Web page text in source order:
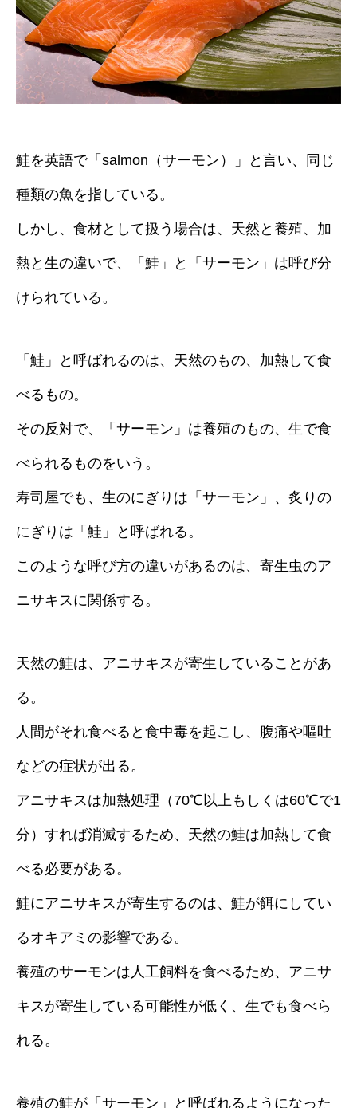
鮭を英語で「salmon（サーモン）」と言い、同じ
種類の魚を指している。
しかし、食材として扱う場合は、天然と養殖、加
熱と生の違いで、「鮭」と「サーモン」は呼び分
けられている。
「鮭」と呼ばれるのは、天然のもの、加熱して食
べるもの。
その反対で、「サーモン」は養殖のもの、生で食
べられるものをいう。
寿司屋でも、生のにぎりは「サーモン」、炙りの
にぎりは「鮭」と呼ばれる。
このような呼び方の違いがあるのは、寄生虫のア
ニサキスに関係する。
天然の鮭は、アニサキスが寄生していることがあ
る。
人間がそれ食べると食中毒を起こし、腹痛や嘔吐
などの症状が出る。
アニサキスは加熱処理（70℃以上もしくは60℃で1
分）すれば消滅するため、天然の鮭は加熱して食
べる必要がある。
鮭にアニサキスが寄生するのは、鮭が餌にしてい
るオキアミの影響である。
養殖のサーモンは人工飼料を食べるため、アニサ
キスが寄生している可能性が低く、生でも食べら
れる。
養殖の鮭が「サーモン」と呼ばれるようになった